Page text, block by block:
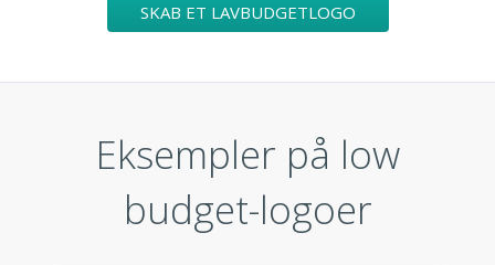
SKAB ET LAVBUDGETLOGO
Eksempler på low
budget-logoer